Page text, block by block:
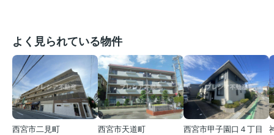
よく見られている物件
西宮市二見町
西宮市天道町
西宮市甲子園口４丁目